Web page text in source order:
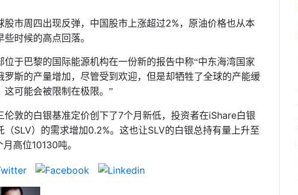
股市周四出现反弹，中国股市上涨超过2%，原油价格也从本
些时候的高点回落。
位于巴黎的国际能源机构在一份新的报告中称“中东海湾国家
罗斯的产量增加，尽管受到欢迎，但是却牺牲了全球的产能缓
这可能会被限制在极限。”
伦敦的白银基准定价创下了7个月新低，投资者在iShare白银
（SLV）的需求增加0.2%。这也让SLV的白银总持有量上升至
月高位10130吨。